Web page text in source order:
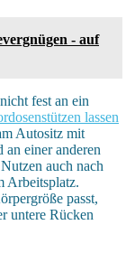
- auf
fest an ein
lassen
Autositz mit
einer anderen
auch nach
Arbeitsplatz.
passt,
untere Rücken